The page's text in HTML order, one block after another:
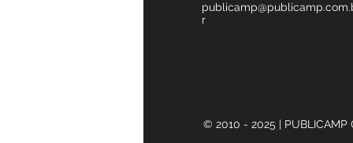
r
© 2010 - 2025 |